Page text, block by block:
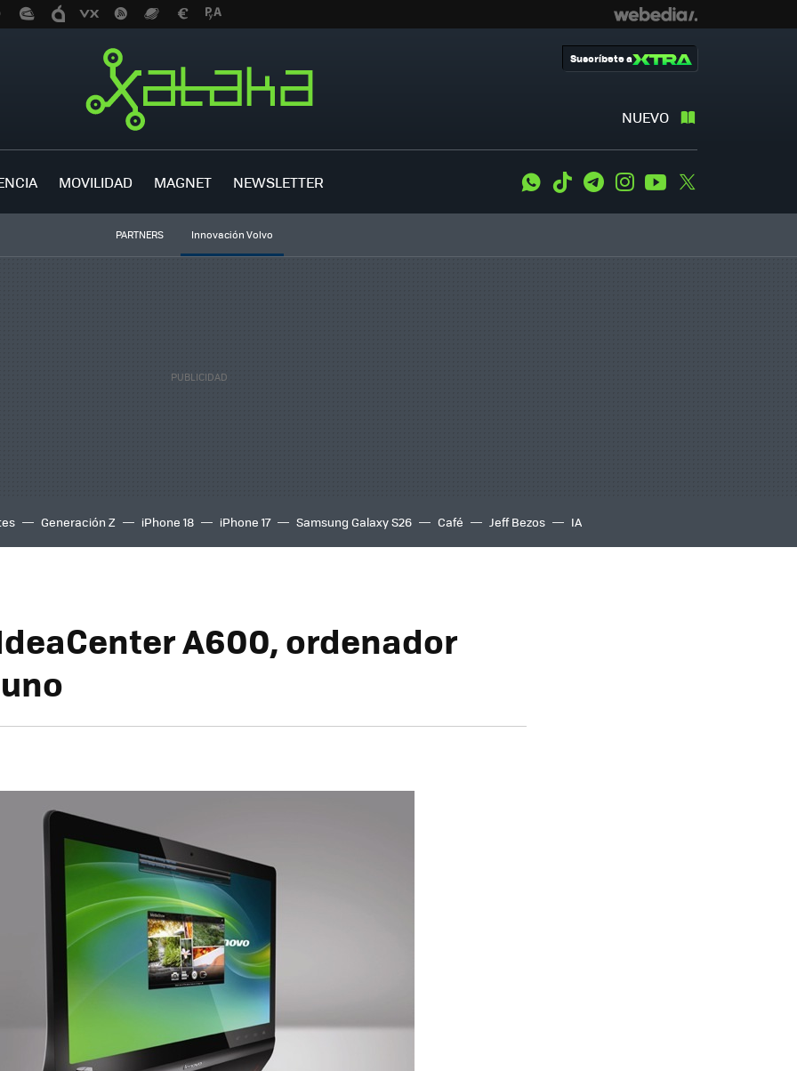
NUEVO
Suscríbete a
MOVILIDAD MAGNET NEWSLETTER WhatsApp
Tiktok TelegramInstagramYoutube
PARTNERS Innovación Volvo
Generación Z iPhone 18 iPhone 17 Samsung Galaxy S26 Café Jeff Bezos IA
A600, ordenador